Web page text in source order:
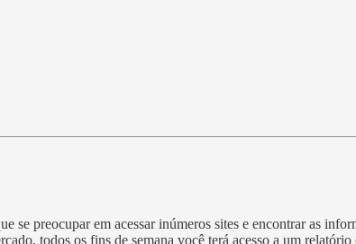
se preocupar em acessar inúmeros sites e encontrar as
todos os fins de semana você terá acesso a um